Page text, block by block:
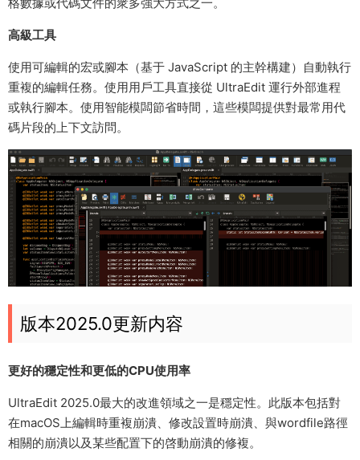
高級工具
使用可編輯的宏或腳本（基于 JavaScript 的主幹構建）自動執行
重複的編輯任務。使用用戶工具直接從 UltraEdit 運行外部進程
或執行腳本。使用智能模闆節省時間，這些模闆提供對最常用代
碼片段的上下文訪問。
版本2025.0更新内容
更好的穩定性和更低的CPU使用率
UltraEdit 2025.0最大的改進領域之一是穩定性。此版本包括對
在macOS上編輯時重複崩潰、修改設置時崩潰、與wordfile路徑
相關的崩潰以及某些配置下的啓動崩潰的修複。